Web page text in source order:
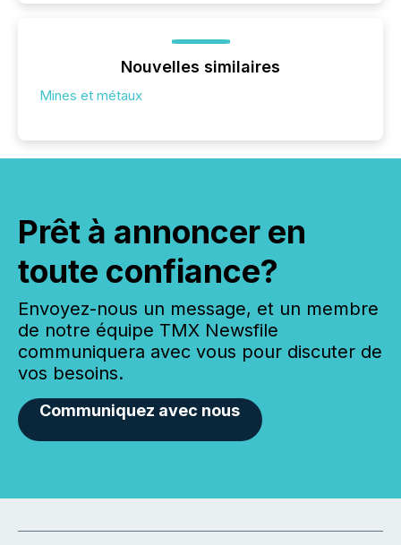
Nouvelles similaires
Mines et métaux
Prêt à annoncer en
toute confiance?
Envoyez-nous un message, et un membre
de notre équipe TMX Newsfile
communiquera avec vous pour discuter de
vos besoins.
Communiquez avec nous